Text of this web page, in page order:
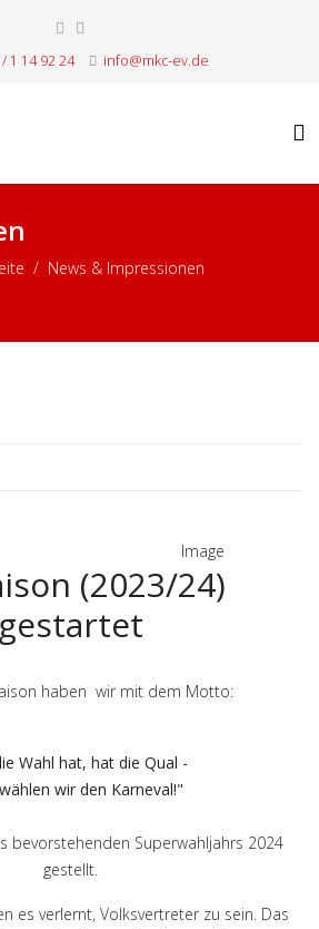
1 14 92 24 info@mkc-ev.de
News & Impressionen
(2023/24)
gestartet
haben wir mit dem Motto:
Wahl hat, hat die Qual -
wir den Karneval!"
bevorstehenden Superwahljahrs 2024
gestellt.
es verlernt, Volksvertreter zu sein. Das